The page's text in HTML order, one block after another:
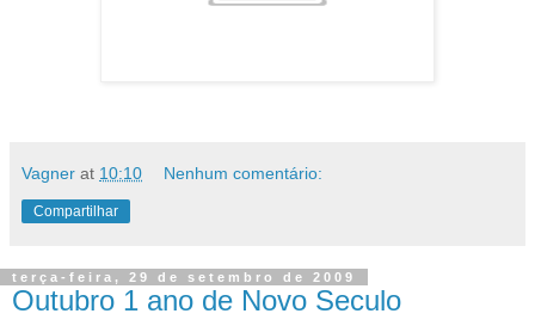
Vagner at 10:10 Nenhum comentário:
Compartilhar
terça-feira, 29 de setembro de 2009
Outubro 1 ano de Novo Seculo